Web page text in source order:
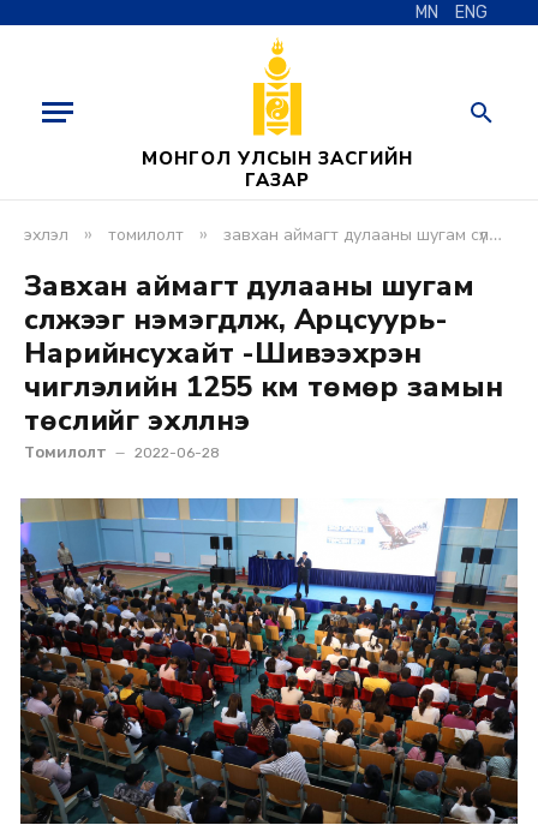
MN ENG
МОНГОЛ УЛСЫН ЗАСГИЙН
ГАЗАР
эхлэл » томилолт » завхан аймагт дулааны шугам сүлжээг нэмэгдүүлж, арцсуурь-нарийнсухайт -шивээхүрэн чиглэлийн 1255 км төмөр замын төслийг эхлүүлнэ
Завхан аймагт дулааны шугам
сүлжээг нэмэгдүүлж, Арцсуурь-
Нарийнсухайт -Шивээхүрэн
чиглэлийн 1255 км төмөр замын
төслийг эхлүүлнэ
Томилолт 2022-06-28